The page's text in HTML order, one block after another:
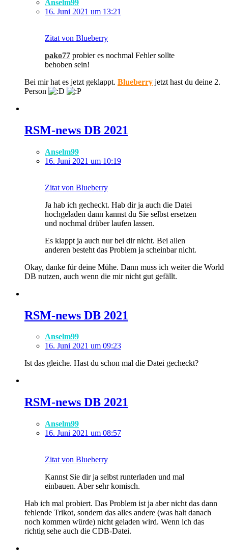
Anselm99
16. Juni 2021 um 13:21
Zitat von Blueberry
pako77 probier es nochmal Fehler sollte
behoben sein!
Bei mir hat es jetzt geklappt. Blueberry jetzt hast du deine 2.
Person
​RSM-news DB 2021
Anselm99
16. Juni 2021 um 10:19
Zitat von Blueberry
Ja hab ich gecheckt. Hab dir ja auch die Datei
hochgeladen dann kannst du Sie selbst ersetzen
und nochmal drüber laufen lassen.
Es klappt ja auch nur bei dir nicht. Bei allen
anderen besteht das Problem ja scheinbar nicht.
Okay, danke für deine Mühe. Dann muss ich weiter die World
DB nutzen, auch wenn die mir nicht gut gefällt.
​RSM-news DB 2021
Anselm99
16. Juni 2021 um 09:23
Ist das gleiche. Hast du schon mal die Datei gecheckt?
​RSM-news DB 2021
Anselm99
16. Juni 2021 um 08:57
Zitat von Blueberry
Kannst Sie dir ja selbst runterladen und mal
einbauen. Aber sehr komisch.
Hab ich mal probiert. Das Problem ist ja aber nicht das dann
fehlende Trikot, sondern das alles andere (was halt danach
noch kommen würde) nicht geladen wird. Wenn ich das
richtig sehe auch die CDB-Datei.